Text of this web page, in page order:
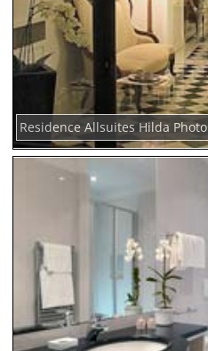
Residence Allsuites Hilda Photo